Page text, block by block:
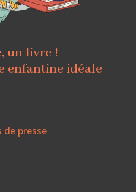
un livre !
enfantine idéale
de presse